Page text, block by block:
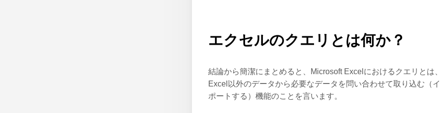
エクセルのクエリとは何か？
結論から簡潔にまとめると、Microsoft Excelにおけるクエリとは、
Excel以外のデータから必要なデータを問い合わせて取り込む（
ポートする）機能のことを言います。